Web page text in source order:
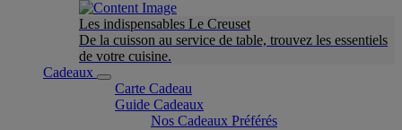
Les indispensables Le Creuset
De la cuisson au service de table, trouvez les essentiels
de votre cuisine.
Cadeaux
Carte Cadeau
Guide Cadeaux
Nos Cadeaux Préférés